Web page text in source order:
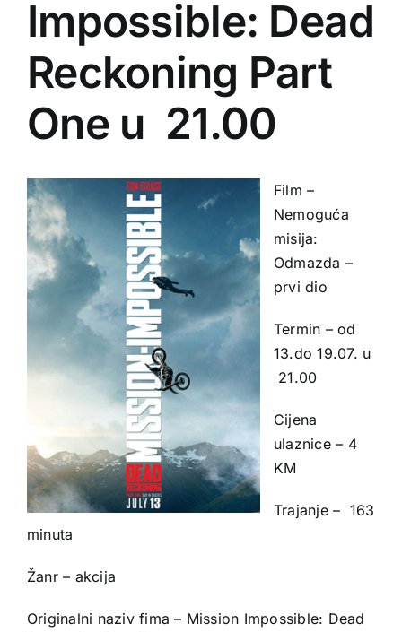
Impossible: Dead
Reckoning Part
One u 21.00
Film –
Nemoguća
misija:
Odmazda –
prvi dio
Termin – od
13.do 19.07. u
21.00
Cijena
ulaznice – 4
KM
Trajanje – 163
minuta
Žanr – akcija
Originalni naziv fima – Mission Impossible: Dead